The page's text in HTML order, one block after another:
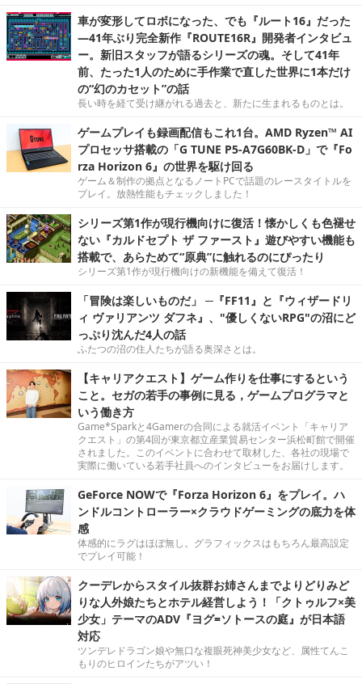
車が変形してロボになった、でも『ルート16』だった
―41年ぶり完全新作『ROUTE16R』開発者インタビュ
ー。新旧スタッフが語るシリーズの魂。そして41年
前、たった1人のために手作業で直した世界に1本だけ
の“幻のカセット”の話
長い時を経て受け継がれる過去と、新たに生まれるものとは。
ゲームプレイも録画配信もこれ1台。AMD Ryzen™ AI
プロセッサ搭載の「G TUNE P5-A7G60BK-D」で『Fo
rza Horizon 6』の世界を駆け回る
ゲーム＆制作の拠点となるノートPCで話題のレースタイトルを
プレイ。放熱性能もチェックしました！
シリーズ第1作が現行機向けに復活！懐かしくも色褪せ
ない『カルドセプト ザ ファースト』遊びやすい機能も
搭載で、あらためて“原典”に触れるのにぴったり
シリーズ第1作が現行機向けの新機能を備えて復活！
「冒険は楽しいものだ」 ─『FF11』と『ウィザードリ
ィ ヴァリアンツ ダフネ』、"優しくないRPG"の沼にど
っぷり沈んだ4人の話
ふたつの沼の住人たちが語る奥深さとは。
【キャリアクエスト】ゲーム作りを仕事にするという
こと。セガの若手の事例に見る，ゲームプログラマと
いう働き方
Game*Sparkと4Gamerの合同による就活イベント「キャリア
クエスト」の第4回が東京都立産業貿易センター浜松町館で開催
されました。このイベントに合わせて取材した、各社の現場で
実際に働いている若手社員へのインタビューをお届けします。
GeForce NOWで『Forza Horizon 6』をプレイ。ハ
ンドルコントローラー×クラウドゲーミングの底力を体
感
体感的にラグはほぼ無し。グラフィックスはもちろん最高設定
でプレイ可能！
クーデレからスタイル抜群お姉さんまでよりどりみど
りな人外娘たちとホテル経営しよう！「クトゥルフ×美
少女」テーマのADV『ヨグ=ソトースの庭』が日本語
対応
ツンデレドラゴン娘や無口な複眼死神美少女など、属性てんこ
もりのヒロインたちがアツい！